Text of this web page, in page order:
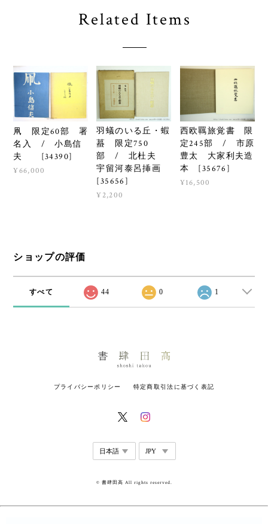
Related Items
凧 限定60部 署
名入 / 小島信
夫 [34390]
¥66,000
羽蟻のいる丘・蝦
蟇 限定750
部 / 北杜夫
宇留河泰呂挿画
[35656]
¥2,200
西欧羈旅覚書 限
定245部 / 市原
豊太 大家利夫造
本 [35676]
¥16,500
ショップの評価
すべて 44 0 1
プライバシーポリシー 特定商取引法に基づく表記
© 書肆田高 All rights reserved.